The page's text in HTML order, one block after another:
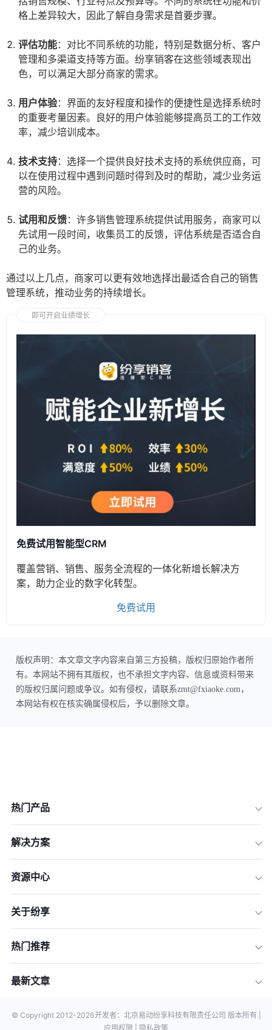
格上差异较大，因此了解自身需求是首要步骤。
评估功能：对比不同系统的功能，特别是数据分析、客户
管理和多渠道支持等方面。纷享销客在这些领域表现出
色，可以满足大部分商家的需求。
用户体验：界面的友好程度和操作的便捷性是选择系统时
的重要考量因素。良好的用户体验能够提高员工的工作效
率，减少培训成本。
技术支持：选择一个提供良好技术支持的系统供应商，可
以在使用过程中遇到问题时得到及时的帮助，减少业务运
营的风险。
试用和反馈：许多销售管理系统提供试用服务，商家可以
先试用一段时间，收集员工的反馈，评估系统是否适合自
己的业务。
通过以上几点，商家可以更有效地选择出最适合自己的销售
管理系统，推动业务的持续增长。
即可开启业绩增长
免费试用智能型CRM
覆盖营销、销售、服务全流程的一体化新增长解决方
案，助力企业的数字化转型。
免费试用
版权声明：本文章文字内容来自第三方投稿，版权归原始作者所
有。本网站不拥有其版权，也不承担文字内容、信息或资料带来
的版权归属问题或争议。如有侵权，请联系zmt@fxiaoke.com，
本网站有权在核实确属侵权后，予以删除文章。
热门产品
解决方案
资源中心
关于纷享
热门推荐
最新文章
© Copyright 2012-2026开发者：北京易动纷享科技有限责任公司 版本所有 |
应用权限 |
隐私政策